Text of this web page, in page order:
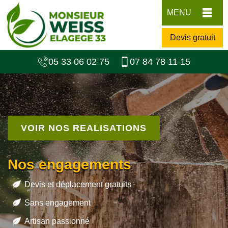
MENU
Devis gratuit
05 33 06 02 75 07 84 78 11 15
VOIR NOS REALISATIONS
Nos engagements
Devis et déplacement gratuits
Sans engagement
Artisan passionné